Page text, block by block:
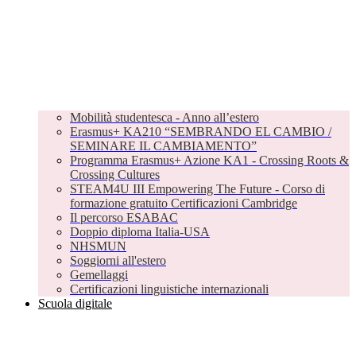
Mobilità studentesca - Anno all’estero
Erasmus+ KA210 “SEMBRANDO EL CAMBIO /
SEMINARE IL CAMBIAMENTO”
Programma Erasmus+ Azione KA1 - Crossing Roots &
Crossing Cultures
STEAM4U III Empowering The Future - Corso di
formazione gratuito Certificazioni Cambridge
Il percorso ESABAC
Doppio diploma Italia-USA
NHSMUN
Soggiorni all'estero
Gemellaggi
Certificazioni linguistiche internazionali
Scuola digitale